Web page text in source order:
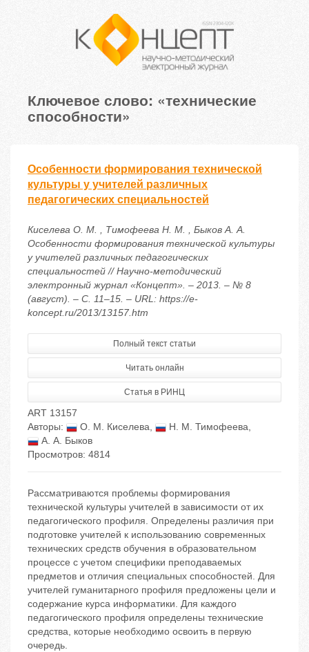
Ключевое слово: «технические
способности»
Особенности формирования технической
культуры у учителей различных
педагогических специальностей
Киселева О. М. , Тимофеева Н. М. , Быков А. А.
Особенности формирования технической культуры
у учителей различных педагогических
специальностей // Научно-методический
электронный журнал «Концепт». – 2013. – № 8
(август). – С. 11–15. – URL: https://e-
koncept.ru/2013/13157.htm
Полный текст статьи
Читать онлайн
Статья в РИНЦ
ART 13157
Авторы:
О. М. Киселева, Н. М. Тимофеева,
А. А. Быков
Просмотров: 4814
Рассматриваются проблемы формирования
технической культуры учителей в зависимости от их
педагогического профиля. Определены различия при
подготовке учителей к использованию современных
технических средств обучения в образовательном
процессе с учетом специфики преподаваемых
предметов и отличия специальных способностей. Для
учителей гуманитарного профиля предложены цели и
содержание курса информатики. Для каждого
педагогического профиля определены технические
средства, которые необходимо освоить в первую
очередь.